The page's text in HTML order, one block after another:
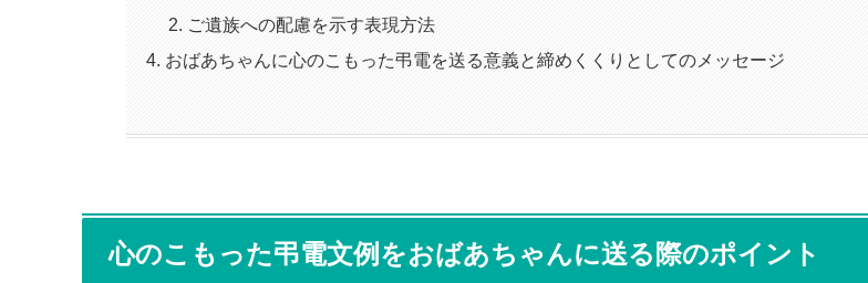
ご遺族への配慮を示す表現方法
おばあちゃんに心のこもった弔電を送る意義と締めくくりとしてのメッセージ
心のこもった弔電文例をおばあちゃんに送る際のポイント